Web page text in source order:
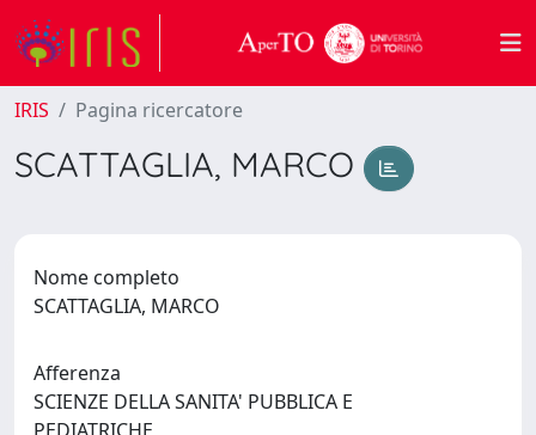
IRIS Pagina ricercatore
SCATTAGLIA, MARCO
Nome completo
SCATTAGLIA, MARCO
Afferenza
SCIENZE DELLA SANITA' PUBBLICA E